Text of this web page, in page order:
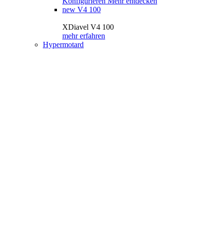
new V4 100
XDiavel V4 100
mehr erfahren
Hypermotard